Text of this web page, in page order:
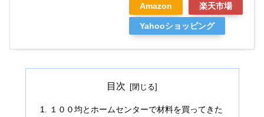
Amazon 楽天市場
Yahooショッピング
目次
１００均とホームセンターで材料を買ってきた